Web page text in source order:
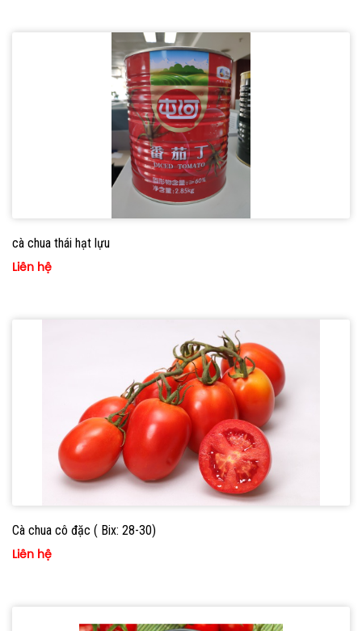
cà chua thái hạt lựu
Liên hệ
Cà chua cô đặc ( Bix: 28-30)
Liên hệ